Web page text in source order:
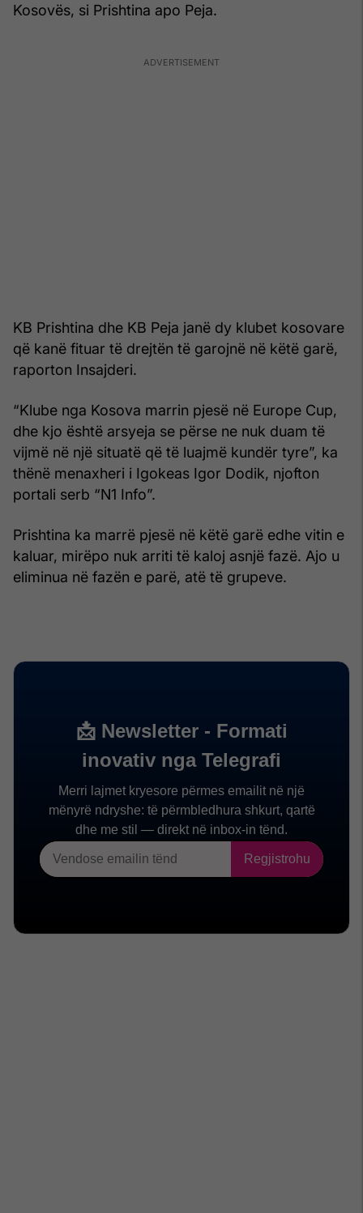
Kosovës, si Prishtina apo Peja.
KB Prishtina dhe KB Peja janë dy klubet kosovare
që kanë fituar të drejtën të garojnë në këtë garë,
raporton Insajderi.
“Klube nga Kosova marrin pjesë në Europe Cup,
dhe kjo është arsyeja se përse ne nuk duam të
vijmë në një situatë që të luajmë kundër tyre”, ka
thënë menaxheri i Igokeas Igor Dodik, njofton
portali serb “N1 Info”.
Prishtina ka marrë pjesë në këtë garë edhe vitin e
kaluar, mirëpo nuk arriti të kaloj asnjë fazë. Ajo u
eliminua në fazën e parë, atë të grupeve.